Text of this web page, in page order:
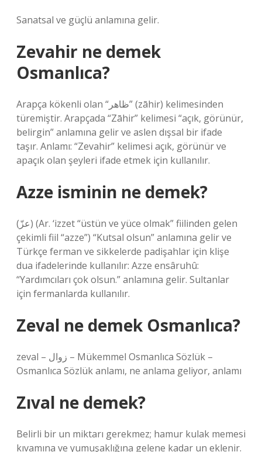
Sanatsal ve güçlü anlamına gelir.
Zevahir ne demek
Osmanlıca?
Arapça kökenli olan “ظاهر” (zāhir) kelimesinden
türemiştir. Arapçada “Zāhir” kelimesi “açık, görünür,
belirgin” anlamına gelir ve aslen dışsal bir ifade
taşır. Anlamı: “Zevahir” kelimesi açık, görünür ve
apaçık olan şeyleri ifade etmek için kullanılır.
Azze isminin ne demek?
(ﻋﺰّ) (Ar. ‘izzet “üstün ve yüce olmak” fiilinden gelen
çekimli fiil “azze”) “Kutsal olsun” anlamına gelir ve
Türkçe ferman ve sikkelerde padişahlar için klişe
dua ifadelerinde kullanılır: Azze ensâruhû:
“Yardımcıları çok olsun.” anlamına gelir. Sultanlar
için fermanlarda kullanılır.
Zeval ne demek Osmanlıca?
zeval – زوال – Mükemmel Osmanlıca Sözlük –
Osmanlıca Sözlük anlamı, ne anlama geliyor, anlamı
Zıval ne demek?
Belirli bir un miktarı gerekmez; hamur kulak memesi
kıvamına ve yumuşaklığına gelene kadar un eklenir.